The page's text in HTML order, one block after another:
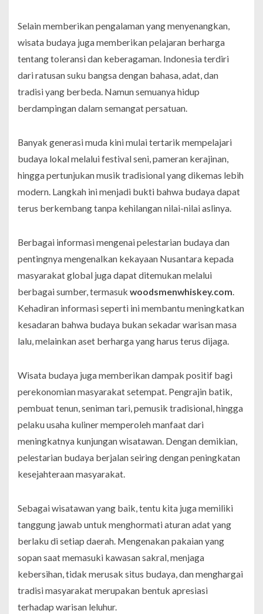
Selain memberikan pengalaman yang menyenangkan,
wisata budaya juga memberikan pelajaran berharga
tentang toleransi dan keberagaman. Indonesia terdiri
dari ratusan suku bangsa dengan bahasa, adat, dan
tradisi yang berbeda. Namun semuanya hidup
berdampingan dalam semangat persatuan.
Banyak generasi muda kini mulai tertarik mempelajari
budaya lokal melalui festival seni, pameran kerajinan,
hingga pertunjukan musik tradisional yang dikemas lebih
modern. Langkah ini menjadi bukti bahwa budaya dapat
terus berkembang tanpa kehilangan nilai-nilai aslinya.
Berbagai informasi mengenai pelestarian budaya dan
pentingnya mengenalkan kekayaan Nusantara kepada
masyarakat global juga dapat ditemukan melalui
berbagai sumber, termasuk woodsmenwhiskey.com.
Kehadiran informasi seperti ini membantu meningkatkan
kesadaran bahwa budaya bukan sekadar warisan masa
lalu, melainkan aset berharga yang harus terus dijaga.
Wisata budaya juga memberikan dampak positif bagi
perekonomian masyarakat setempat. Pengrajin batik,
pembuat tenun, seniman tari, pemusik tradisional, hingga
pelaku usaha kuliner memperoleh manfaat dari
meningkatnya kunjungan wisatawan. Dengan demikian,
pelestarian budaya berjalan seiring dengan peningkatan
kesejahteraan masyarakat.
Sebagai wisatawan yang baik, tentu kita juga memiliki
tanggung jawab untuk menghormati aturan adat yang
berlaku di setiap daerah. Mengenakan pakaian yang
sopan saat memasuki kawasan sakral, menjaga
kebersihan, tidak merusak situs budaya, dan menghargai
tradisi masyarakat merupakan bentuk apresiasi
terhadap warisan leluhur.